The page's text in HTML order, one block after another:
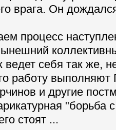
врага. Он
процесс
себя так же,
работу
и другие
"борьба
стоят ...